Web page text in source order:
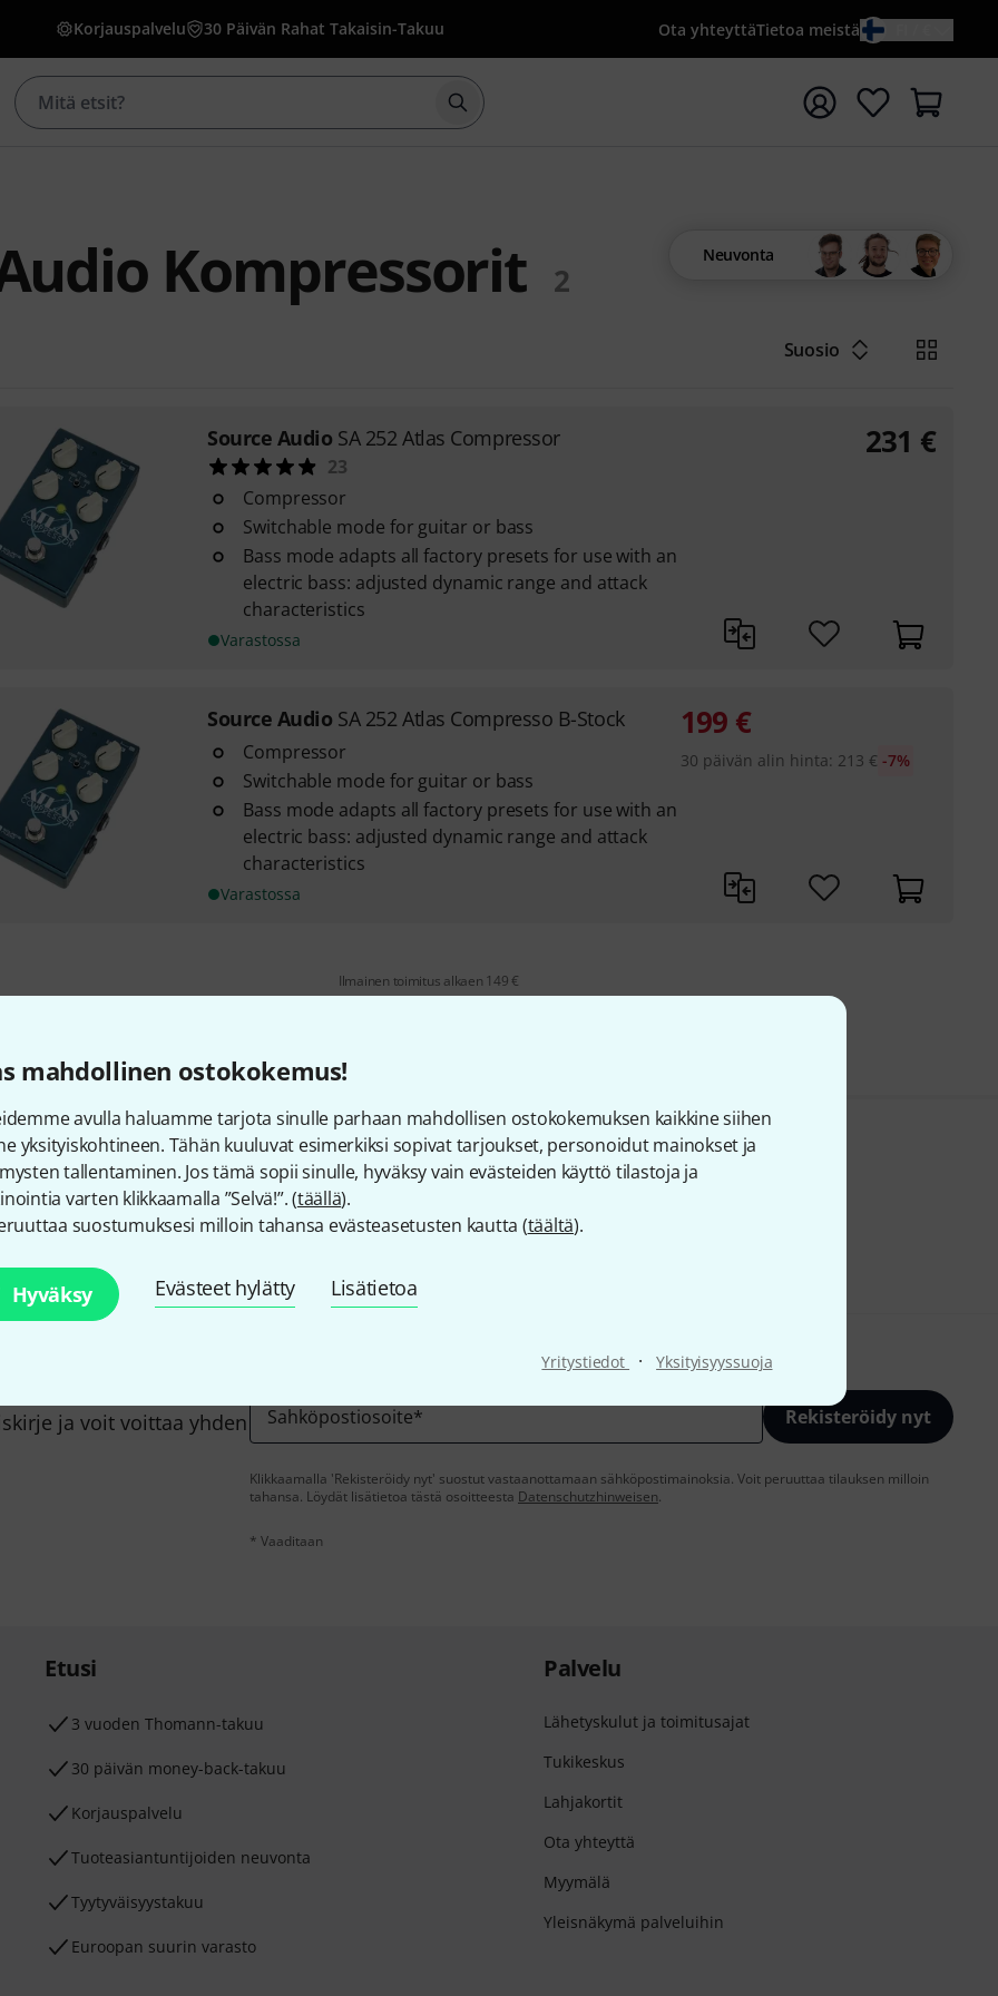
mahdollinen ostokokemus!
avulla haluamme tarjota sinulle parhaan mahdollisen ostokokemuksen kaikkine siihen
yksityiskohtineen. Tähän kuuluvat esimerkiksi sopivat tarjoukset, personoidut mainokset ja
tallentaminen. Jos tämä sopii sinulle, hyväksy vain evästeiden käyttö tilastoja ja
varten klikkaamalla ”Selvä!”. (täällä).
suostumuksesi milloin tahansa evästeasetusten kautta (täältä).
Hyväksy Evästeet hylätty Lisätietoa
Yritystiedot · Yksityisyyssuoja
Korjauspalvelu 30 Päivän Rahat Takaisin-Takuu Ota yhteyttäTietoa meistä
Aloita haku hakusanalla {searchTerm}
Kompressorit 2
Neuvonta
Suosio
Source Audio SA 252 Atlas Compressor
23
Compressor
Switchable mode for guitar or bass
Bass mode adapts all factory presets for use with an
electric bass: adjusted dynamic range and attack
characteristics
Varastossa
231 €
Source Audio SA 252 Atlas Compresso B-Stock
Compressor
Switchable mode for guitar or bass
Bass mode adapts all factory presets for use with an
electric bass: adjusted dynamic range and attack
characteristics
Varastossa
199 €
30 päivän alin hinta: 213 € -7%
Ilmainen toimitus alkaen 149 €
Pidätkö näkemästäsi?
Jaa Ohje & Palaute
ja voit voittaa yhden
Sahköpostiosoite* Rekisteröidy nyt
Klikkaamalla 'Rekisteröidy nyt' suostut vastaanottamaan sähköpostimainoksia. Voit peruuttaa tilauksen milloin
tahansa. Löydät lisätietoa tästä osoitteesta Datenschutzhinweisen.
* Vaaditaan
Etusi
3 vuoden Thomann-takuu
30 päivän money-back-takuu
Korjauspalvelu
Tuoteasiantuntijoiden neuvonta
Tyytyväisyystakuu
Euroopan suurin varasto
Palvelu
Lähetyskulut ja toimitusajat
Tukikeskus
Lahjakortit
Ota yhteyttä
Myymälä
Yleisnäkymä palveluihin